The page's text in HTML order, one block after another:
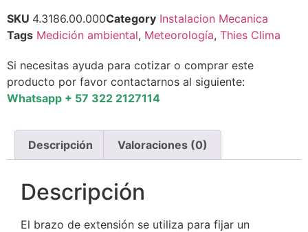
SKU 4.3186.00.000Category Instalacion Mecanica
Tags Medición ambiental, Meteorología, Thies Clima
Si necesitas ayuda para cotizar o comprar este
producto por favor contactarnos al siguiente:
Whatsapp + 57 322 2127114
Descripción Valoraciones (0)
Descripción
El brazo de extensión se utiliza para fijar un